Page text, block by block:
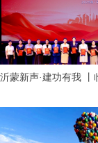
沂蒙新声·建功有我 丨